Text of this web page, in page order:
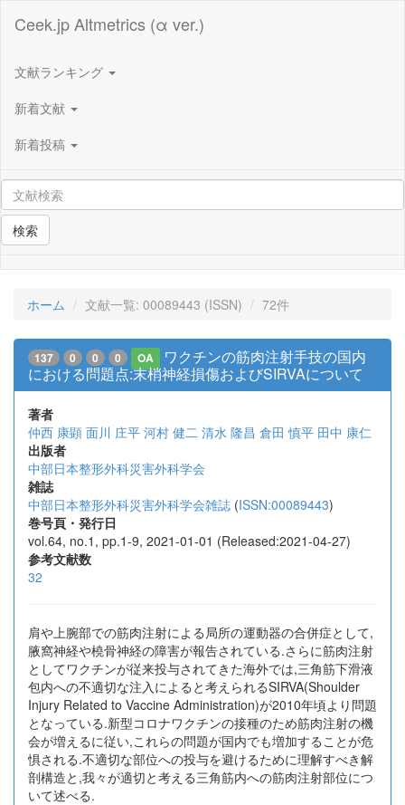
Ceek.jp Altmetrics (α ver.)
文献ランキング
新着文献
新着投稿
検索
ホーム 文献一覧: 00089443 (ISSN) 72件
137 0 0 0 OA
ワクチンの筋肉注射手技の国内
における問題点:末梢神経損傷およびSIRVAについて
著者
仲西 康顕 面川 庄平 河村 健二 清水 隆昌 倉田 慎平 田中 康仁
出版者
中部日本整形外科災害外科学会
雑誌
中部日本整形外科災害外科学会雑誌 (ISSN:00089443)
巻号頁・発行日
vol.64, no.1, pp.1-9, 2021-01-01 (Released:2021-04-27)
参考文献数
32
肩や上腕部での筋肉注射による局所の運動器の合併症として,
腋窩神経や橈骨神経の障害が報告されている.さらに筋肉注射
としてワクチンが従来投与されてきた海外では,三角筋下滑液
包内への不適切な注入によると考えられるSIRVA(Shoulder
Injury Related to Vaccine Administration)が2010年頃より問題
となっている.新型コロナワクチンの接種のため筋肉注射の機
会が増えるに従い,これらの問題が国内でも増加することが危
惧される.不適切な部位への投与を避けるために理解すべき解
剖構造と,我々が適切と考える三角筋内への筋肉注射部位につ
いて述べる.